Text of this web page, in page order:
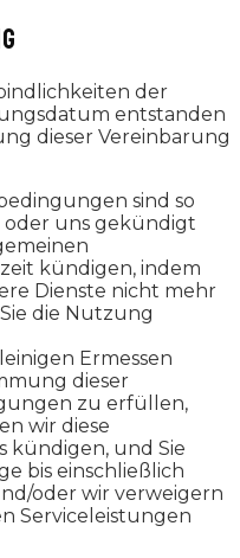
der
entstanden
dieser Vereinbarung
sind so
oder uns gekündigt
kündigen, indem
Dienste nicht mehr
die Nutzung
Ermessen
dieser
zu erfüllen,
wir diese
kündigen, und Sie
bis einschließlich
oder wir verweigern
Serviceleistungen